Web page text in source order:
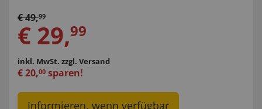
€49,99
€ 29,99
inkl. MwSt. zzgl. Versand
€20,00 sparen!
Informieren, wenn verfügbar